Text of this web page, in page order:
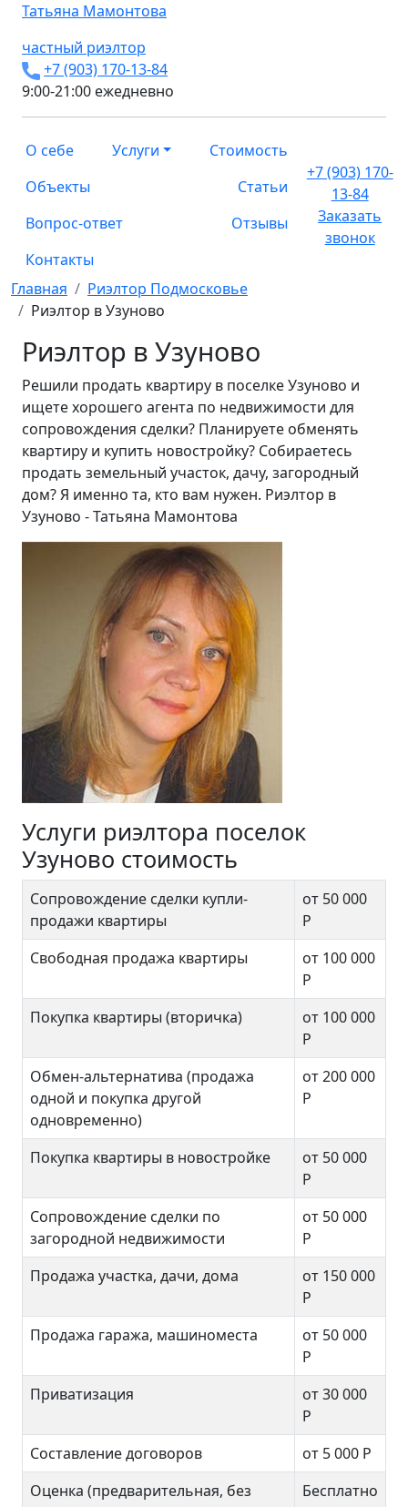
Татьяна Мамонтова
частный риэлтор
+7 (903) 170-13-84
9:00-21:00 ежедневно
О себе Услуги
Стоимость
Объекты
Статьи
Вопрос-ответ
Отзывы
Контакты
+7 (903) 170-
13-84
Заказать
звонок
Главная
Риэлтор Подмосковье
Риэлтор в Узуново
Риэлтор в Узуново
Решили продать квартиру в поселке Узуново и
ищете хорошего агента по недвижимости для
сопровождения сделки? Планируете обменять
квартиру и купить новостройку? Собираетесь
продать земельный участок, дачу, загородный
дом? Я именно та, кто вам нужен. Риэлтор в
Узуново - Татьяна Мамонтова
Услуги риэлтора поселок
Узуново стоимость
Сопровождение сделки купли-
продажи квартиры
от 50 000
Р
Свободная продажа квартиры
от 100 000
Р
Покупка квартиры (вторичка)
от 100 000
Р
Обмен-альтернатива (продажа
одной и покупка другой
одновременно)
от 200 000
Р
Покупка квартиры в новостройке
от 50 000
Р
Сопровождение сделки по
загородной недвижимости
от 50 000
Р
Продажа участка, дачи, дома
от 150 000
Р
Продажа гаража, машиноместа
от 50 000
Р
Приватизация
от 30 000
Р
Составление договоров
от 5 000 Р
Оценка (предварительная, без
Бесплатно